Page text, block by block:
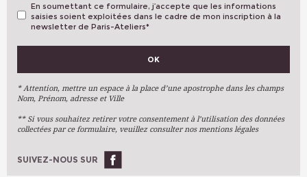
VOS PRÉFÉRENCES
Arts Plastiques
Arts Du Texte
Arts Numériques
Ateliers À L'année
En soumettant ce formulaire, j’accepte que les informations
saisies soient exploitées dans le cadre de mon inscription à la
newsletter de Paris-Ateliers*
OK
* Attention, mettre un espace à la place d’une apostrophe dans les champs
Nom, Prénom, adresse et Ville
** Si vous souhaitez retirer votre consentement à l’utilisation des données
collectées par ce formulaire, veuillez consulter nos mentions légales
SUIVEZ-NOUS SUR